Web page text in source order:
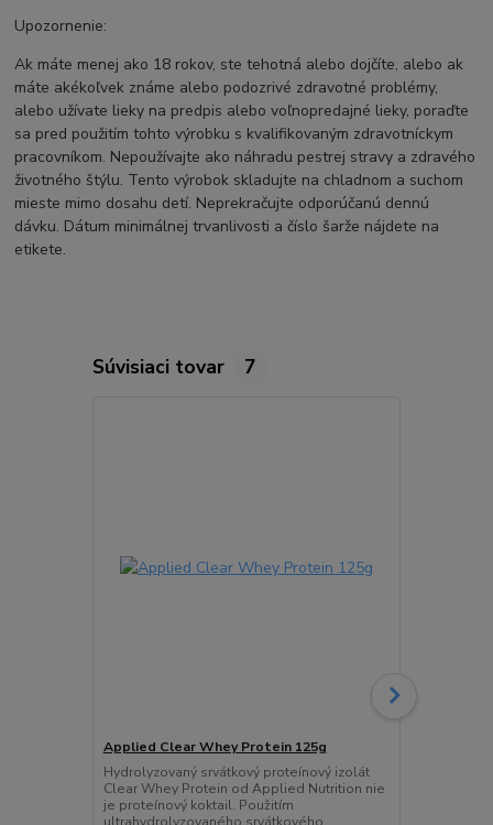
Upozornenie:
Ak máte menej ako 18 rokov, ste tehotná alebo dojčíte, alebo ak
máte akékoľvek známe alebo podozrivé zdravotné problémy,
alebo užívate lieky na predpis alebo voľnopredajné lieky, poraďte
sa pred použitím tohto výrobku s kvalifikovaným zdravotníckym
pracovníkom. Nepoužívajte ako náhradu pestrej stravy a zdravého
životného štýlu. Tento výrobok skladujte na chladnom a suchom
mieste mimo dosahu detí. Neprekračujte odporúčanú dennú
dávku. Dátum minimálnej trvanlivosti a číslo šarže nájdete na
etikete.
Súvisiaci tovar 7
Applied Clear Whey Protein 125g
Hydrolyzovaný srvátkový proteínový izolát
Clear Whey Protein od Applied Nutrition nie
je proteínový koktail. Použitím
ultrahydrolyzovaného srvátkového